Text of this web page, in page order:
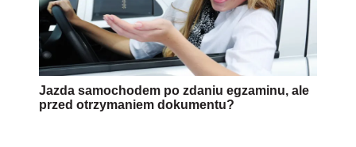
Jazda samochodem po zdaniu egzaminu, ale
przed otrzymaniem dokumentu?